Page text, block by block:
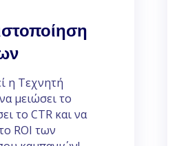
η Τεχνητή
μειώσει το
το CTR και να
ROI των